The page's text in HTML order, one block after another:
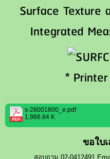
Surface Texture
Integrated
*
s-28001800_e.pdf
1,986.84 K
ขอใบ
สอบถาม 02-0412491